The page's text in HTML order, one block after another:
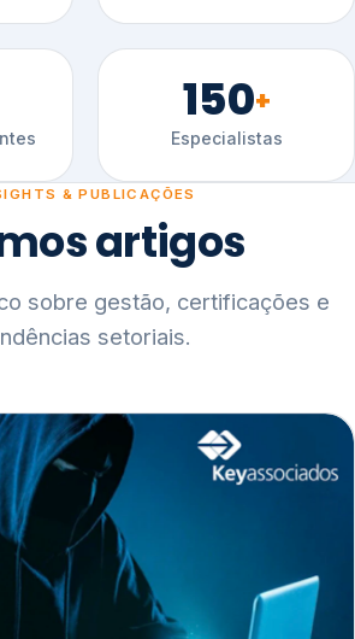
150+
Especialistas
& PUBLICAÇÕES
artigos
sobre gestão, certificações e
setoriais.